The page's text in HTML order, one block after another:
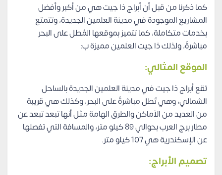
كما ذكرنا من قبل أن أبراج ذا جيت هي من أكبر وأفضل
المشاريع الموجودة في مدينة العلمين الجديدة، وتتمتع
بخدمات متكاملة، كما تتميز بموقعها المُطل على البحر
مباشرةً، ولذلك ذا جيت العلمين مميزة ب:
الموقع المثالي:
تقع أبراج ذا جيت في مدينة العلمين الجديدة بالساحل
الشمالي، وهي تُطل مباشرةً على البحر، وكذلك هي قريبة
من العديد من الأماكن والطرق الهامة مثل أنها تبعد تبعد عن
مطار برج العرب بحوالي 89 كيلو متر، والمسافة التي تفصلها
عن الإسكندرية هي 107 كيلو متر.
تصميم الأبراج: